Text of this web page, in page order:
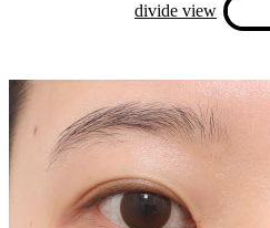
divide view